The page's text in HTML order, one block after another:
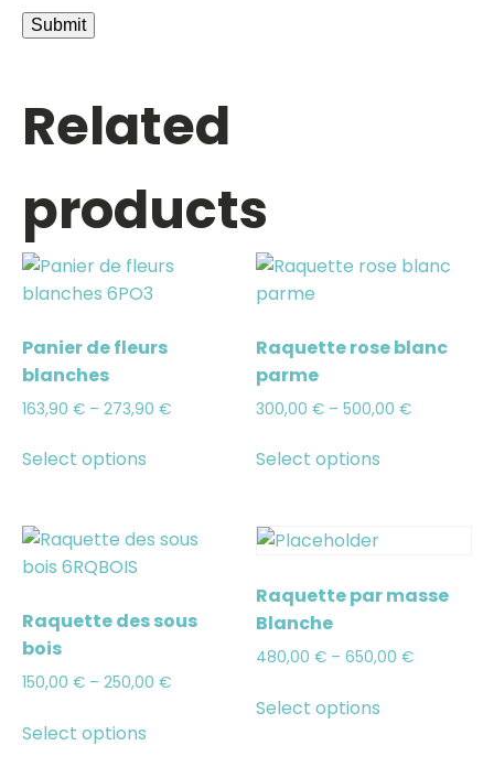
Related
products
Panier de fleurs
blanches
163,90 € – 273,90 €
Select options
Raquette rose blanc
parme
300,00€ –500,00€
Select options
Raquette des sous
bois
150,00 € – 250,00 €
Select options
Raquette par masse
Blanche
480,00€ –650,00€
Select options